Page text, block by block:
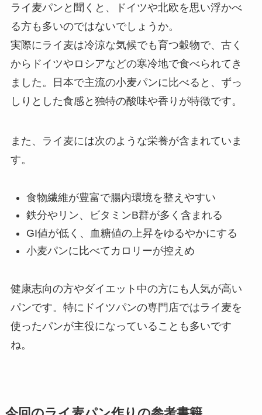
ライ麦パンと聞くと、ドイツや北欧を思い浮かべ
る方も多いのではないでしょうか。
実際にライ麦は冷涼な気候でも育つ穀物で、古く
からドイツやロシアなどの寒冷地で食べられてき
ました。日本で主流の小麦パンに比べると、ずっ
しりとした食感と独特の酸味や香りが特徴です。
また、ライ麦には次のような栄養が含まれていま
す。
食物繊維が豊富で腸内環境を整えやすい
鉄分やリン、ビタミンB群が多く含まれる
GI値が低く、血糖値の上昇をゆるやかにする
小麦パンに比べてカロリーが控えめ
健康志向の方やダイエット中の方にも人気が高い
パンです。特にドイツパンの専門店ではライ麦を
使ったパンが主役になっていることも多いです
ね。